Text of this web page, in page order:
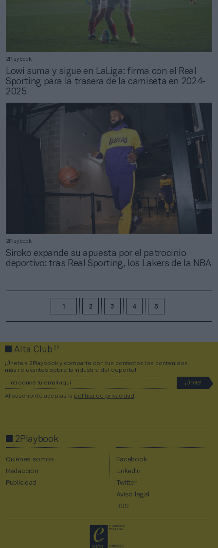
2Playbook
Lowi suma y sigue en LaLiga: firma con el Real
Sporting para la trasera de la camiseta en 2024-
2025
2Playbook
Siroko expande su apuesta por el patrocinio
deportivo: tras Real Sporting, los Lakers de la NBA
2 3 4 5
Alta Club2P
¡Únete a 2Playbook y comparte con tus contactos los contenidos
más relevantes sobre la industria del deporte!
Al suscribirte aceptas la política de privacidad .
2Playbook
Quiénes somos
Redacción
Publicidad
Facebook
Linkedin
Twitter
Aviso legal
RSS